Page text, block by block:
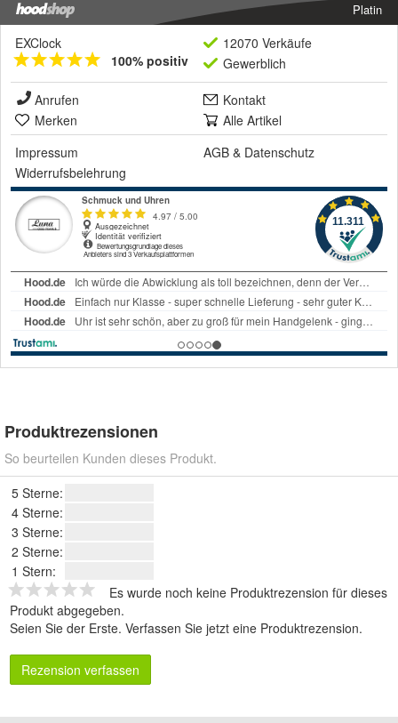
Platin
EXClock
100% positiv
12070 Verkäufe
Gewerblich
Anrufen
Kontakt
Merken
Alle Artikel
Impressum
AGB & Datenschutz
Widerrufsbelehrung
Produktrezensionen
So beurteilen Kunden dieses Produkt.
5 Sterne:
4 Sterne:
3 Sterne:
2 Sterne:
1 Stern:
Es wurde noch keine Produktrezension für dieses
Produkt abgegeben.
Seien Sie der Erste. Verfassen Sie jetzt eine Produktrezension.
Rezension verfassen